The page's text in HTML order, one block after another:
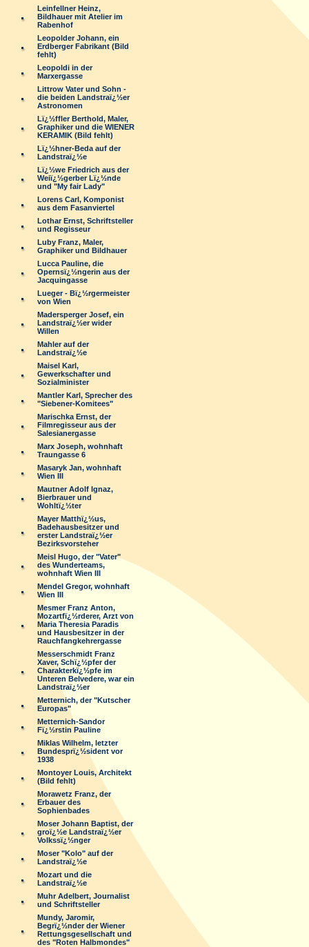
Leinfellner Heinz,
Bildhauer mit Atelier im
Rabenhof
Leopolder Johann, ein
Erdberger Fabrikant (Bild
fehlt)
Leopoldi in der
Marxergasse
Littrow Vater und Sohn -
die beiden Landstraï¿½er
Astronomen
Lï¿½ffler Berthold, Maler,
Graphiker und die WIENER
KERAMIK (Bild fehlt)
Lï¿½hner-Beda auf der
Landstraï¿½e
Lï¿½we Friedrich aus der
Weiï¿½gerber Lï¿½nde
und "My fair Lady"
Lorens Carl, Komponist
aus dem Fasanviertel
Lothar Ernst, Schriftsteller
und Regisseur
Luby Franz, Maler,
Graphiker und Bildhauer
Lucca Pauline, die
Opernsï¿½ngerin aus der
Jacquingasse
Lueger - Bï¿½rgermeister
von Wien
Madersperger Josef, ein
Landstraï¿½er wider
Willen
Mahler auf der
Landstraï¿½e
Maisel Karl,
Gewerkschafter und
Sozialminister
Mantler Karl, Sprecher des
"Siebener-Komitees"
Marischka Ernst, der
Filmregisseur aus der
Salesianergasse
Marx Joseph, wohnhaft
Traungasse 6
Masaryk Jan, wohnhaft
Wien III
Mautner Adolf Ignaz,
Bierbrauer und
Wohltï¿½ter
Mayer Matthï¿½us,
Badehausbesitzer und
erster Landstraï¿½er
Bezirksvorsteher
Meisl Hugo, der "Vater"
des Wunderteams,
wohnhaft Wien III
Mendel Gregor, wohnhaft
Wien III
Mesmer Franz Anton,
Mozartfï¿½rderer, Arzt von
Maria Theresia Paradis
und Hausbesitzer in der
Rauchfangkehrergasse
Messerschmidt Franz
Xaver, Schï¿½pfer der
Charakterkï¿½pfe im
Unteren Belvedere, war ein
Landstraï¿½er
Metternich, der "Kutscher
Europas"
Metternich-Sandor
Fï¿½rstin Pauline
Miklas Wilhelm, letzter
Bundesprï¿½sident vor
1938
Montoyer Louis, Architekt
(Bild fehlt)
Morawetz Franz, der
Erbauer des
Sophienbades
Moser Johann Baptist, der
groï¿½e Landstraï¿½er
Volkssï¿½nger
Moser "Kolo" auf der
Landstraï¿½e
Mozart und die
Landstraï¿½e
Muhr Adelbert, Journalist
und Schriftsteller
Mundy, Jaromir,
Begrï¿½nder der Wiener
Rettungsgesellschaft und
des "Roten Halbmondes"